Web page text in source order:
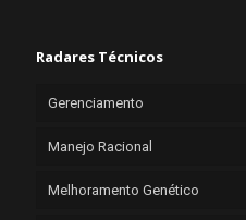
Radares Técnicos
Gerenciamento
Manejo Racional
Melhoramento Genético